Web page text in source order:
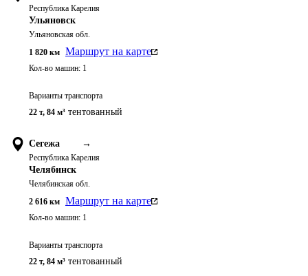
Республика Карелия
Ульяновск
Ульяновская обл.
1 820 км Маршрут на карте
Кол-во машин: 1
Варианты транспорта
22 т, 84 м³ тентованный
Сегежа →
Республика Карелия
Челябинск
Челябинская обл.
2 616 км Маршрут на карте
Кол-во машин: 1
Варианты транспорта
22 т, 84 м³ тентованный